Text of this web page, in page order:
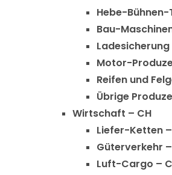
Hebe-Bühnen-
Bau-
Ladesicherung
Motor-
Reifen und
Übrige
Wirtschaft – CH
Liefer-Ketten
Güterverkehr
Luft-Cargo –